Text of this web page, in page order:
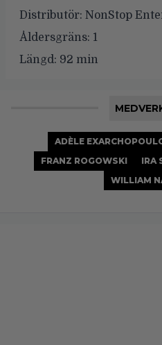
Distributör: NonStop
Åldersgräns: 1
Längd: 92 min
ADÈLE
FRANZ ROGOWSKI
IRA
WILLIAM